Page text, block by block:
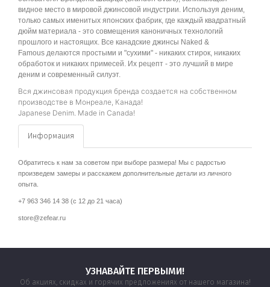
видное место в мировой джинсовой индустрии. Используя деним,
только самых именитых японских фабрик, где каждый квадратный
дюйм материала - это совмещения каноничных технологий
прошлого и настоящих. Все канадские джинсы Naked &
Famous делаются простыми и "сухими" - никаких стирок, никаких
обработок и никаких примесей. Их рецепт - это лучший в мире
деним и современный силуэт.
Вся джинсовая продукция бренда создается на собственном
производстве в Монреале, Канада!
Japanese Denim. Made in Canada!
Информация
Обратитесь к нам за советом при выборе размера! Мы с радостью
произведем замеры и расскажем дополнительные детали из личного
опыта.
+7 963 346 14 38 (с 12 до 21 часа)
store@zefear.ru
УЗНАВАЙТЕ ПЕРВЫМИ!
Об акциях, скидках и горячих предложениях от нашего магазина!